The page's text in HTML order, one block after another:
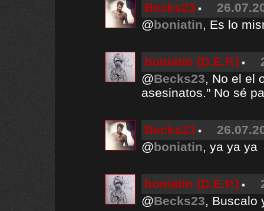
Becks23
@boniatin, Es lo
boniatin (D.E.P.)
@Becks23, No el el
asesinatos." No sé
Becks23
@boniatin, ya ya ya
boniatin (D.E.P.)
@Becks23, Buscalo